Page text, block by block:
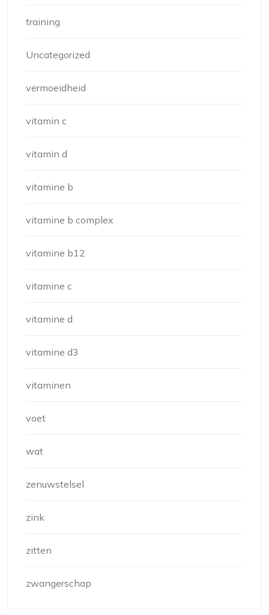
training
Uncategorized
vermoeidheid
vitamin c
vitamin d
vitamine b
vitamine b complex
vitamine b12
vitamine c
vitamine d
vitamine d3
vitaminen
voet
wat
zenuwstelsel
zink
zitten
zwangerschap